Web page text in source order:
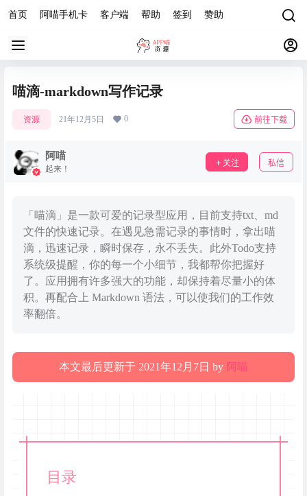
首页 阿喵手机卡 客户端 帮助 签到 赞助
喵滴-markdown写作记录
资源 21年12月5日 0 前往下载
阿喵
起来！
关注 私信
「喵滴」是一款可爱的记录型应用，目前支持txt、md
文件的快速记录。在遇见急需记录的事情时，拿出喵
滴，迅速记录，瞬时保存，永不丢失。此外Todo支持
系统级提醒，你的每一个小细节，我都帮你把握好
了。应用拥有许多强大的功能，却保持着尽量小的体
积。再配合上 Markdown 语法，可以使我们的工作效
率翻倍。
本文最后更新于 2021年12月7日 by 阿喵
目录